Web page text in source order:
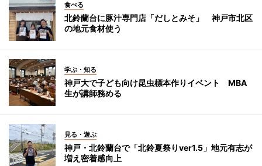
食べる
北鈴蘭台に豚汁専門店「だしとみそ」 神戸市北区
の地元食材使う
学ぶ・知る
神戸大で子ども向け昆虫標本作りイベント MBA
生が講師務める
見る・遊ぶ
神戸・北鈴蘭台で「北鈴夏祭りver1.5」地元有志が
増え密着感向上